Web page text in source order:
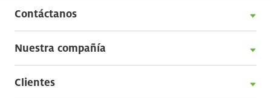
Contáctanos
Nuestra compañía
Clientes